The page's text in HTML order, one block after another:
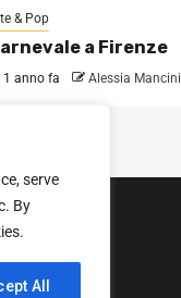
serve
By
All
& Pop
a Firenze
1 anno fa Alessia Mancini